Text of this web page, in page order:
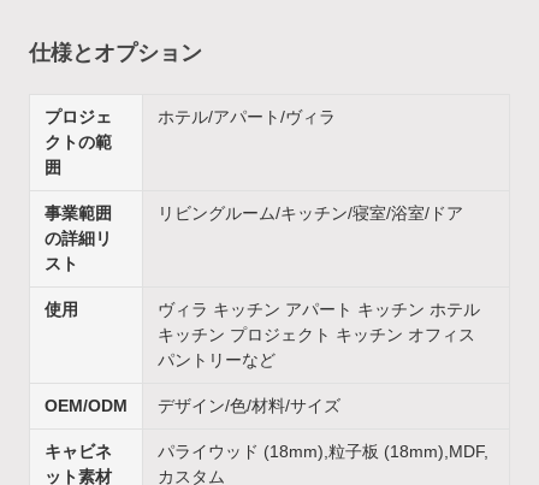
仕様とオプション
プロジェ
クトの範
囲
ホテル/アパート/ヴィラ
事業範囲
の詳細リ
スト
リビングルーム/キッチン/寝室/浴室/ドア
使用
ヴィラ キッチン アパート キッチン ホテル
キッチン プロジェクト キッチン オフィス
パントリーなど
OEM/ODM デザイン/色/材料/サイズ
キャビネ
ット素材
パライウッド (18mm),粒子板 (18mm),MDF,
カスタム